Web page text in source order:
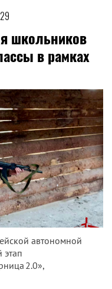
школьников
в рамках
автономной
этап
2.0»,